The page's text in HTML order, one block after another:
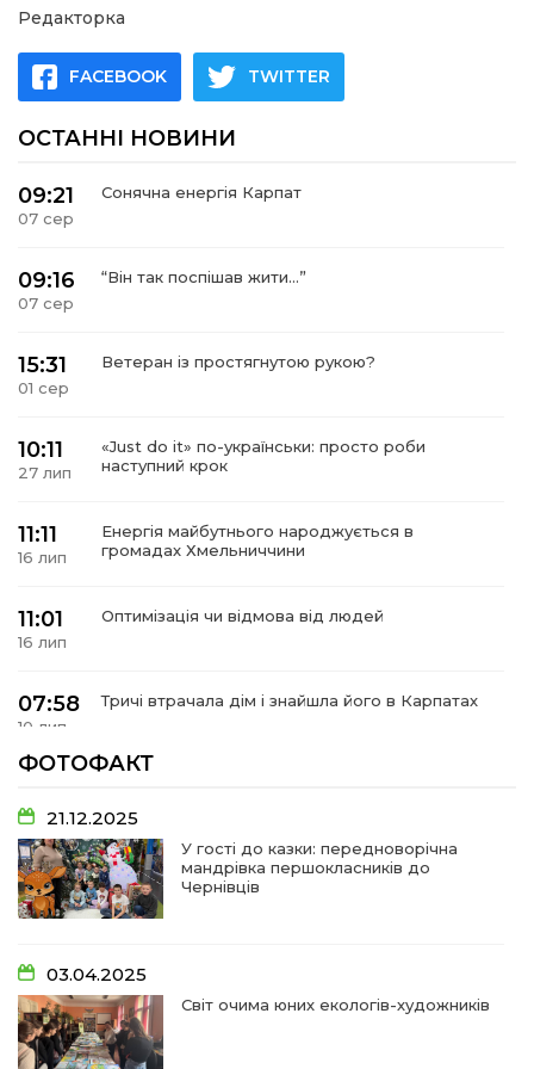
Героям!
вісті
умови придбання
Редакторка
FACEBOOK TWITTER
ОСТАННІ НОВИНИ
09:21
07 сер
Сонячна енергія Карпат
09:16
07 сер
“Він так поспішав жити…”
15:31
01 сер
Ветеран із простягнутою рукою?
10:11
27 лип
«Just do it» по-українськи: просто роби
наступний крок
11:11
16 лип
Енергія майбутнього народжується в
громадах Хмельниччини
11:01
16 лип
Оптимізація чи відмова від людей
07:58
10 лип
Тричі втрачала дім і знайшла його в Карпатах
10 лип
13:30
06 лип
Від прикордонної застави до Донбасу:
14:18
01 лип
09:31 Творчі підсумки юних художників
ФОТОФАКТ
21.12.2025
У гості до казки: передноворічна
мандрівка першокласників до
Чернівців
03.04.2025
Світ очима юних екологів-художників